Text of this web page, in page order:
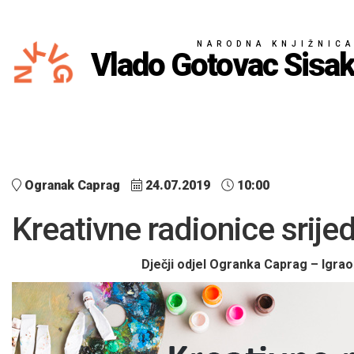
NARODNA KNJIŽNICA
Vlado Gotovac Sisak
Ogranak Caprag 24.07.2019 10:00
Kreativne radionice
Dječji odjel Ogranka Caprag –